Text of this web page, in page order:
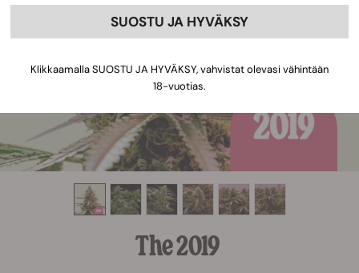
The 2019
SUOSTU JA HYVÄKSY
Klikkaamalla SUOSTU JA HYVÄKSY, vahvistat olevasi vähintään
18-vuotias.